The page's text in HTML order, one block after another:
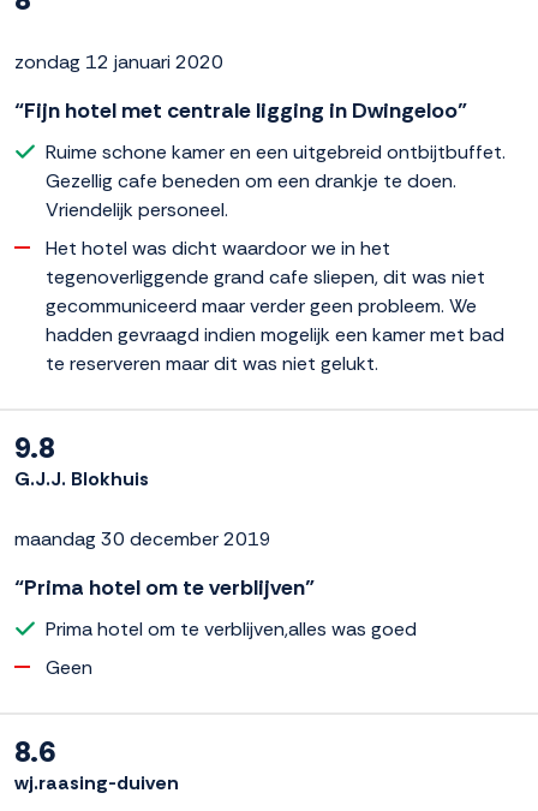
zondag 12 januari 2020
“Fijn hotel met centrale ligging in Dwingeloo”
Ruime schone kamer en een uitgebreid ontbijtbuffet.
Gezellig cafe beneden om een drankje te doen.
Vriendelijk personeel.
Het hotel was dicht waardoor we in het
tegenoverliggende grand cafe sliepen, dit was niet
gecommuniceerd maar verder geen probleem. We
hadden gevraagd indien mogelijk een kamer met bad
te reserveren maar dit was niet gelukt.
9.8
G.J.J. Blokhuis
maandag 30 december 2019
“Prima hotel om te verblijven”
Prima hotel om te verblijven,alles was goed
Geen
8.6
wj.raasing-duiven